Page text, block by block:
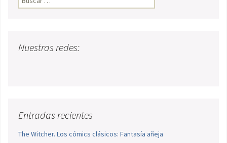
Nuestras redes:
Entradas recientes
The Witcher. Los cómics clásicos: Fantasía añeja